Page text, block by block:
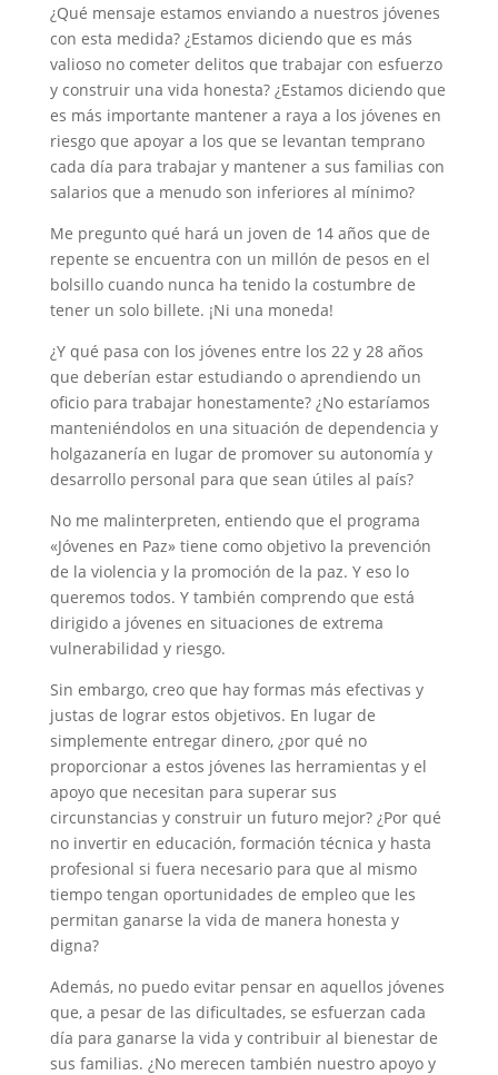
¿Qué mensaje estamos enviando a nuestros jóvenes
con esta medida? ¿Estamos diciendo que es más
valioso no cometer delitos que trabajar con esfuerzo
y construir una vida honesta? ¿Estamos diciendo que
es más importante mantener a raya a los jóvenes en
riesgo que apoyar a los que se levantan temprano
cada día para trabajar y mantener a sus familias con
salarios que a menudo son inferiores al mínimo?
Me pregunto qué hará un joven de 14 años que de
repente se encuentra con un millón de pesos en el
bolsillo cuando nunca ha tenido la costumbre de
tener un solo billete. ¡Ni una moneda!
¿Y qué pasa con los jóvenes entre los 22 y 28 años
que deberían estar estudiando o aprendiendo un
oficio para trabajar honestamente? ¿No estaríamos
manteniéndolos en una situación de dependencia y
holgazanería en lugar de promover su autonomía y
desarrollo personal para que sean útiles al país?
No me malinterpreten, entiendo que el programa
«Jóvenes en Paz» tiene como objetivo la prevención
de la violencia y la promoción de la paz. Y eso lo
queremos todos. Y también comprendo que está
dirigido a jóvenes en situaciones de extrema
vulnerabilidad y riesgo.
Sin embargo, creo que hay formas más efectivas y
justas de lograr estos objetivos. En lugar de
simplemente entregar dinero, ¿por qué no
proporcionar a estos jóvenes las herramientas y el
apoyo que necesitan para superar sus
circunstancias y construir un futuro mejor? ¿Por qué
no invertir en educación, formación técnica y hasta
profesional si fuera necesario para que al mismo
tiempo tengan oportunidades de empleo que les
permitan ganarse la vida de manera honesta y
digna?
Además, no puedo evitar pensar en aquellos jóvenes
que, a pesar de las dificultades, se esfuerzan cada
día para ganarse la vida y contribuir al bienestar de
sus familias. ¿No merecen también nuestro apoyo y